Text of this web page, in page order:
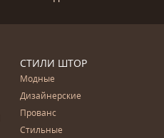
СТИЛИ ШТОР
Модные
Дизайнерские
Прованс
Стильные